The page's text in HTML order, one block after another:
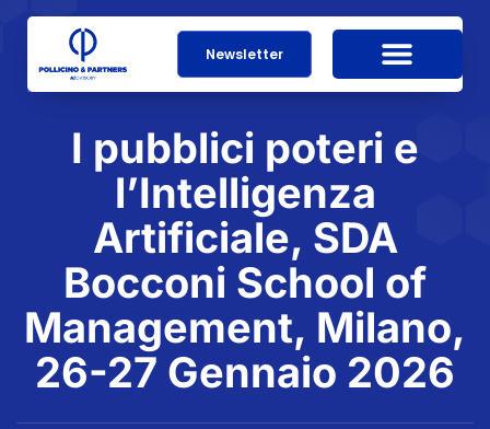
Newsletter
I pubblici poteri e
l’Intelligenza
Artificiale, SDA
Bocconi School of
Management, Milano,
26-27 Gennaio 2026